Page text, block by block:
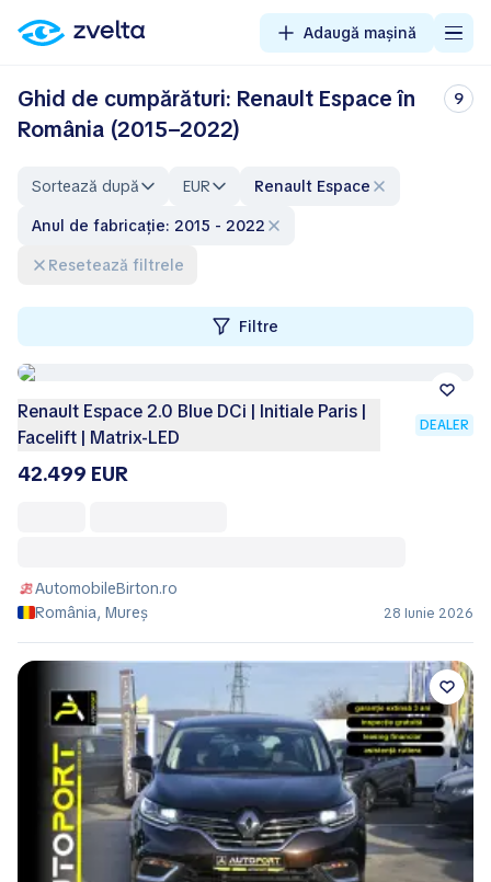
Adaugă mașină
Ghid de cumpărături: Renault Espace în
România (2015–2022)
9
Sortează după EUR
Renault Espace
Anul de fabricație: 2015 - 2022
Resetează filtrele
Filtre
Renault Espace 2.0 Blue DCi | Initiale Paris |
Facelift | Matrix-LED
DEALER
42.499 EUR
AutomobileBirton.ro
România, Mureș
28 Iunie 2026